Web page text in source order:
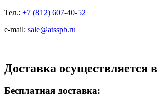
Тел.: +7 (812) 607-40-52
e-mail: sale@atsspb.ru
Доставка осуществляется
Бесплатная доставка: